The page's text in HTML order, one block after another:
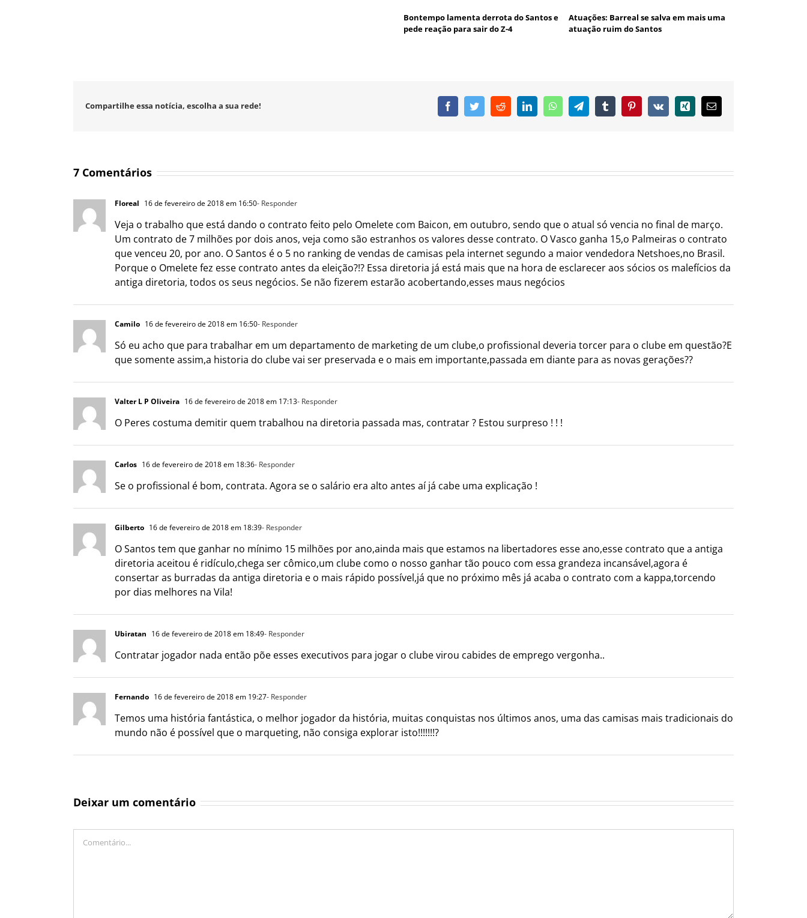
Bontempo lamenta derrota do Santos e
pede reação para sair do Z-4
Atuações: Barreal se salva em mais uma
atuação ruim do Santos
Compartilhe essa notícia, escolha a sua rede! FacebookTwitterRedditLinkedInWhatsAppTelegramTumblr PinterestVk Xing
E-
mail
7 Comentários
Floreal 16 de fevereiro de 2018 em 16:50- Responder
Veja o trabalho que está dando o contrato feito pelo Omelete com Baicon, em outubro, sendo que o atual só vencia no final de março.
Um contrato de 7 milhões por dois anos, veja como são estranhos os valores desse contrato. O Vasco ganha 15,o Palmeiras o contrato
que venceu 20, por ano. O Santos é o 5 no ranking de vendas de camisas pela internet segundo a maior vendedora Netshoes,no Brasil.
Porque o Omelete fez esse contrato antes da eleição?!? Essa diretoria já está mais que na hora de esclarecer aos sócios os malefícios da
antiga diretoria, todos os seus negócios. Se não fizerem estarão acobertando,esses maus negócios
Camilo 16 de fevereiro de 2018 em 16:50- Responder
Só eu acho que para trabalhar em um departamento de marketing de um clube,o profissional deveria torcer para o clube em questão?E
que somente assim,a historia do clube vai ser preservada e o mais em importante,passada em diante para as novas gerações??
Valter L P Oliveira 16 de fevereiro de 2018 em 17:13- Responder
O Peres costuma demitir quem trabalhou na diretoria passada mas, contratar ? Estou surpreso ! ! !
Carlos 16 de fevereiro de 2018 em 18:36- Responder
Se o profissional é bom, contrata. Agora se o salário era alto antes aí já cabe uma explicação !
Gilberto 16 de fevereiro de 2018 em 18:39- Responder
O Santos tem que ganhar no mínimo 15 milhões por ano,ainda mais que estamos na libertadores esse ano,esse contrato que a antiga
diretoria aceitou é ridículo,chega ser cômico,um clube como o nosso ganhar tão pouco com essa grandeza incansável,agora é
consertar as burradas da antiga diretoria e o mais rápido possível,já que no próximo mês já acaba o contrato com a kappa,torcendo
por dias melhores na Vila!
Ubiratan 16 de fevereiro de 2018 em 18:49- Responder
Contratar jogador nada então põe esses executivos para jogar o clube virou cabides de emprego vergonha..
Fernando 16 de fevereiro de 2018 em 19:27- Responder
Temos uma história fantástica, o melhor jogador da história, muitas conquistas nos últimos anos, uma das camisas mais tradicionais do
mundo não é possível que o marqueting, não consiga explorar isto!!!!!!!?
Deixar um comentário